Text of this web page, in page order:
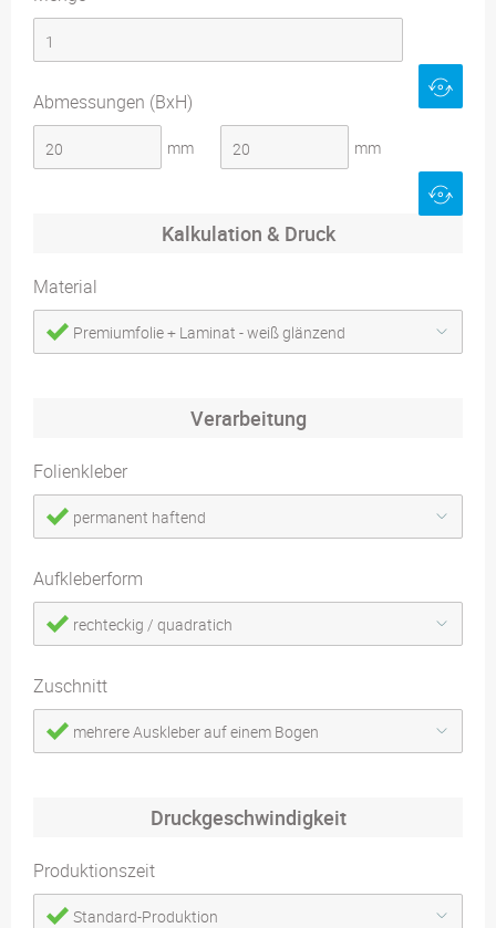
Abmessungen (BxH)
mm mm
Kalkulation & Druck
Material
Premiumfolie + Laminat - weiß glänzend
Verarbeitung
Folienkleber
permanent haftend
Aufkleberform
rechteckig / quadratich
Zuschnitt
mehrere Auskleber auf einem Bogen
Druckgeschwindigkeit
Produktionszeit
Standard-Produktion